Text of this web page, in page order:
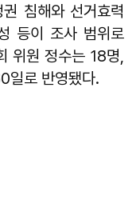
침해와 선거효력
등이 조사 범위로
위원 정수는 18명,
일로 반영됐다.